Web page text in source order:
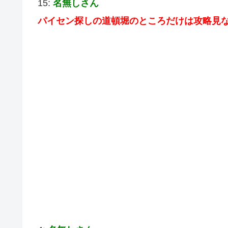
15: 名無しさん
パイセン探しの道頓堀のところだけは攻略見